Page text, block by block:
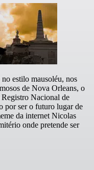
estilo mausoléu, nos
de Nova Orleans, o
Nacional de
por ser o futuro lugar de
da internet Nicolas
onde pretende ser